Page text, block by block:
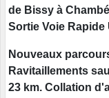
de Bissy à
Sortie Voie Rapide
Nouveaux
Ravitaillements
23 km. Collation